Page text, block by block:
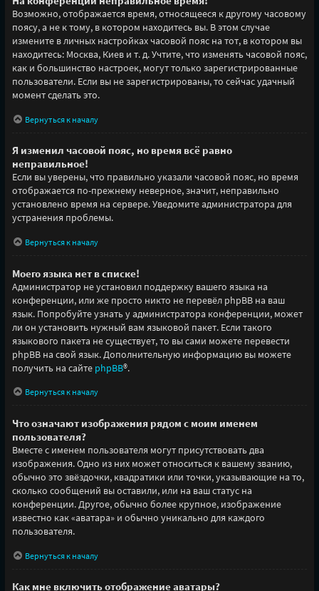
Возможно, отображается время, относящееся к другому часовому
поясу, а не к тому, в котором находитесь вы. В этом случае
измените в личных настройках часовой пояс на тот, в котором вы
находитесь: Москва, Киев и т. д. Учтите, что изменять часовой пояс,
как и большинство настроек, могут только зарегистрированные
пользователи. Если вы не зарегистрированы, то сейчас удачный
момент сделать это.
Вернуться к началу
Я изменил часовой пояс, но время всё равно
неправильное!
Если вы уверены, что правильно указали часовой пояс, но время
отображается по-прежнему неверное, значит, неправильно
установлено время на сервере. Уведомите администратора для
устранения проблемы.
Вернуться к началу
Моего языка нет в списке!
Администратор не установил поддержку вашего языка на
конференции, или же просто никто не перевёл phpBB на ваш
язык. Попробуйте узнать у администратора конференции, может
ли он установить нужный вам языковой пакет. Если такого
языкового пакета не существует, то вы сами можете перевести
phpBB на свой язык. Дополнительную информацию вы можете
получить на сайте phpBB®.
Вернуться к началу
Что означают изображения рядом с моим именем
пользователя?
Вместе с именем пользователя могут присутствовать два
изображения. Одно из них может относиться к вашему званию,
обычно это звёздочки, квадратики или точки, указывающие на то,
сколько сообщений вы оставили, или на ваш статус на
конференции. Другое, обычно более крупное, изображение
известно как «аватара» и обычно уникально для каждого
пользователя.
Вернуться к началу
Как мне включить отображение аватары?